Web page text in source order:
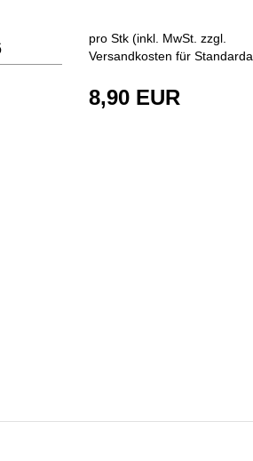
pro Stk (inkl. MwSt. zzgl.
Versandkosten für
8,90 EUR